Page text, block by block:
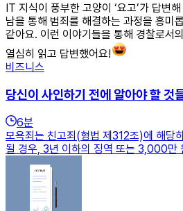
IT 지식이 풍부한 고양이 ‘요고’가 답변
남을 통해 범죄를 해결하는 과정을 흥미
같아요. 이런 이야기들을 통해 경찰로서
열심히 읽고 답변했어요!
비즈니스
당신이 사인하기 전에 알아야 할 것
6분
모욕죄는 친고죄(형법 제312조)에 해당
될 경우, 3년 이하의 징역 또는 3,000만